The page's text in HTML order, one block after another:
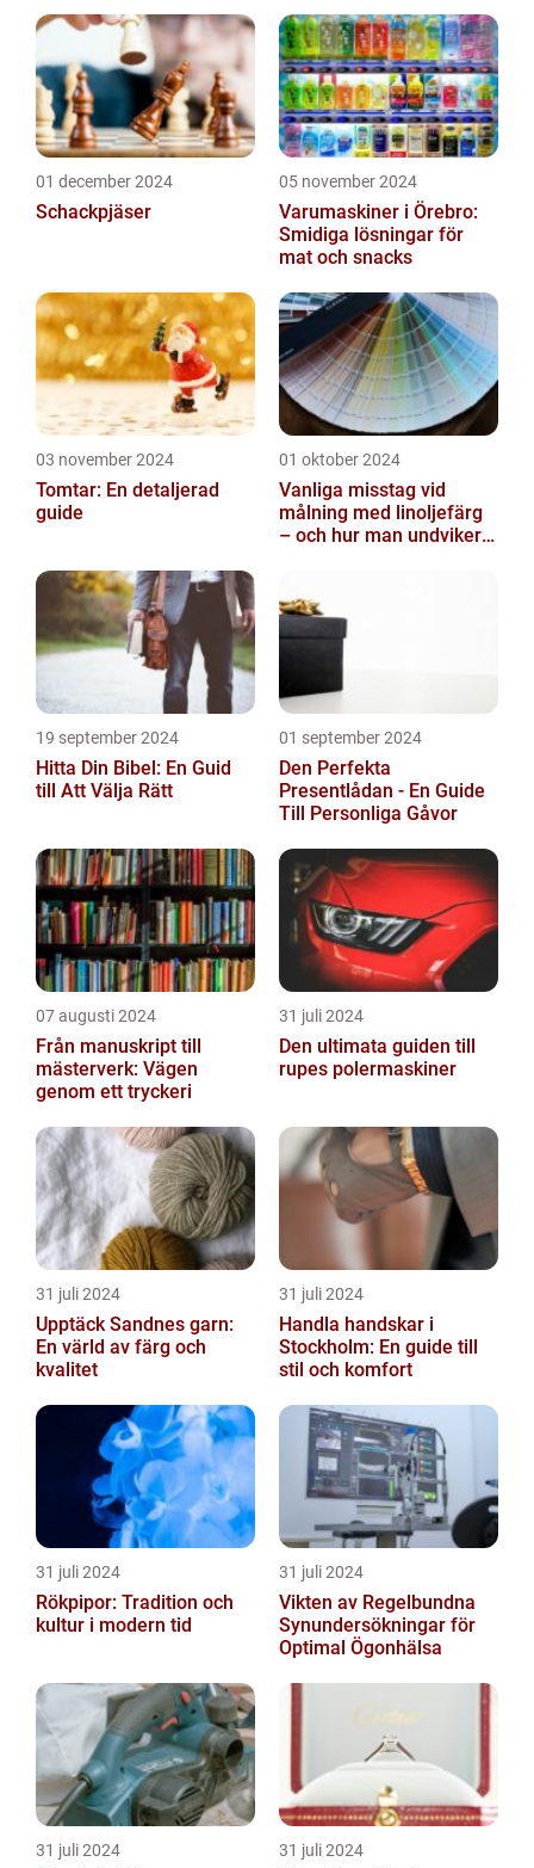
01 december 2024
Schackpjäser
05 november 2024
Varumaskiner i Örebro:
Smidiga lösningar för
mat och snacks
03 november 2024
Tomtar: En detaljerad
guide
01 oktober 2024
Vanliga misstag vid
målning med linoljefärg
– och hur man undviker
19 september 2024
Hitta Din Bibel: En Guid
till Att Välja Rätt
01 september 2024
Den Perfekta
Presentlådan - En Guide
Till Personliga Gåvor
07 augusti 2024
Från manuskript till
mästerverk: Vägen
genom ett tryckeri
31 juli 2024
Den ultimata guiden till
rupes polermaskiner
31 juli 2024
Upptäck Sandnes garn:
En värld av färg och
kvalitet
31 juli 2024
Handla handskar i
Stockholm: En guide till
stil och komfort
31 juli 2024
Rökpipor: Tradition och
kultur i modern tid
31 juli 2024
Vikten av Regelbundna
Synundersökningar för
Optimal Ögonhälsa
31 juli 2024 31 juli 2024